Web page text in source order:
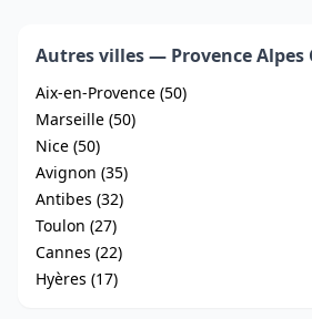
Autres villes — Provence Alpes
Aix-en-Provence (50)
Marseille (50)
Nice (50)
Avignon (35)
Antibes (32)
Toulon (27)
Cannes (22)
Hyères (17)